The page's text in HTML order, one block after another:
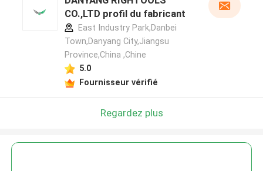
CO.,LTD profil du fabricant
East Industry Park,Danbei
Town,Danyang City,Jiangsu
Province,China ,Chine
5.0
Fournisseur vérifié
Regardez plus